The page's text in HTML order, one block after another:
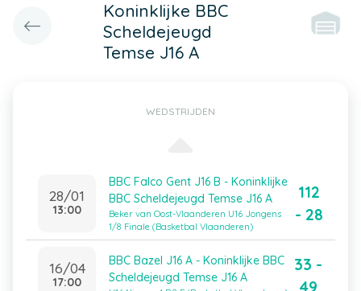
Koninklijke BBC
Scheldejeugd
Temse J16 A
WEDSTRIJDEN
28/01
13:00
BBC Falco Gent J16 B - Koninklijke
BBC Scheldejeugd Temse J16 A
Beker van Oost-Vlaanderen U16 Jongens
1/8 Finale (Basketbal Vlaanderen)
112
- 28
16/04
17:00
BBC Bazel J16 A - Koninklijke BBC
Scheldejeugd Temse J16 A
33 -
49